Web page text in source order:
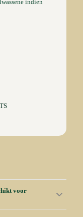
indien
voor